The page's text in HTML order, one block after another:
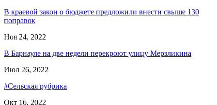
В краевой закон о бюджете предложили внести свыше 130
поправок
Ноя 24, 2022
В Барнауле на две недели перекроют улицу Мерзликина
Июл 26, 2022
#Сельская рубрика
Окт 16, 2022